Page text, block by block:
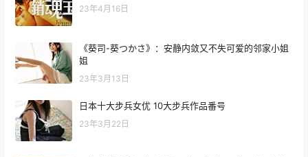
23年4月16日
《葵司-葵つかさ》：安静内敛又不失可爱的邻家小姐
姐
23年3月13日
日本十大步兵女优 10大步兵作品番号
23年3月22日